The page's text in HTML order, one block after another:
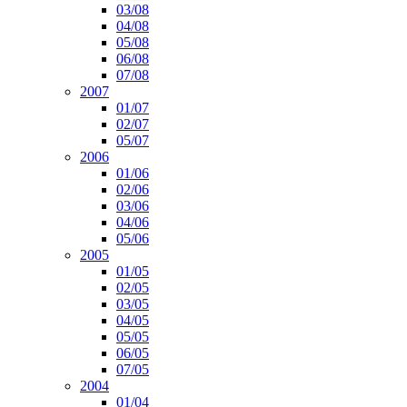
03/08
04/08
05/08
06/08
07/08
2007
01/07
02/07
05/07
2006
01/06
02/06
03/06
04/06
05/06
2005
01/05
02/05
03/05
04/05
05/05
06/05
07/05
2004
01/04